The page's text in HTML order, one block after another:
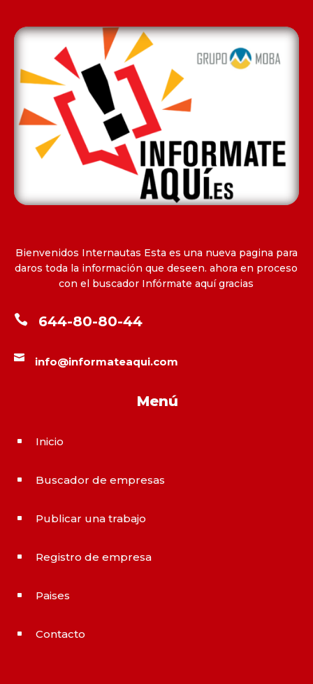
Bienvenidos Internautas Esta es una nueva pagina para
daros toda la información que deseen. ahora en proceso
con el buscador Infórmate aquí gracias
 644-80-80-44
 info@informateaqui.com
Menú
^ Inicio
^ Buscador de empresas
^ Publicar una trabajo
^ Registro de empresa
^ Paises
^ Contacto